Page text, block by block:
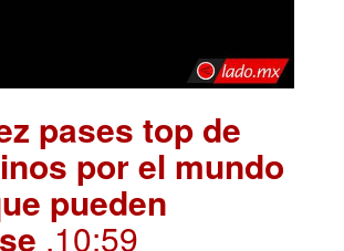
pases top de
por el mundo
pueden
.10:59